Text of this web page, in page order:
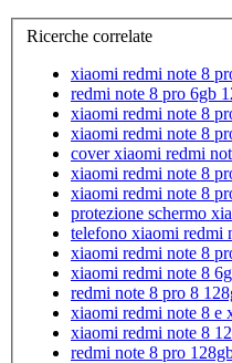
Ricerche correlate
xiaomi redmi note 8
redmi note 8 pro 6gb
xiaomi redmi note 8
xiaomi redmi note 8
cover xiaomi redmi
xiaomi redmi note 8
xiaomi redmi note 8
protezione schermo
telefono xiaomi redmi
xiaomi redmi note 8
xiaomi redmi note 8
redmi note 8 pro 8
xiaomi redmi note 8 e
xiaomi redmi note 8
redmi note 8 pro